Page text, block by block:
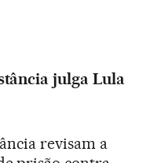
julga Lula
revisam a